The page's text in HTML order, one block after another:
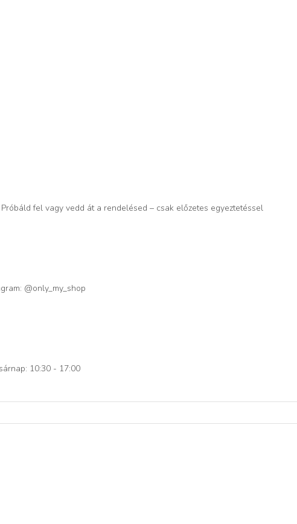
fel vagy vedd át a rendelésed – csak előzetes egyeztetéssel
@only_my_shop
10:30 - 17:00